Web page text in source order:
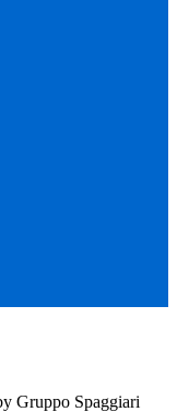
Gruppo Spaggiari